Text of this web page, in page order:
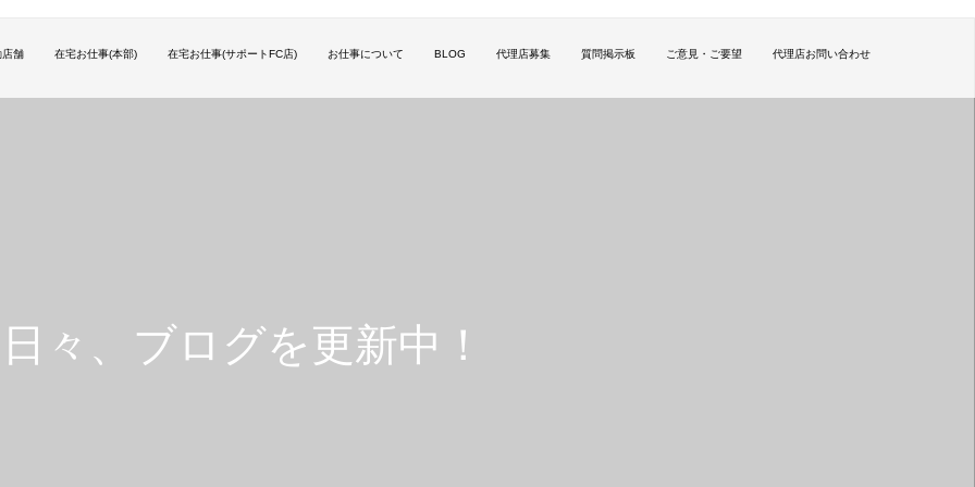
店舗 在宅お仕事(本部) 在宅お仕事(サポートFC店) お仕事について BLOG 代理店募集 質問掲示板 ご意見・ご要望 代理店お問い合わせ
日 々 、 ブロ グを更新中 ！